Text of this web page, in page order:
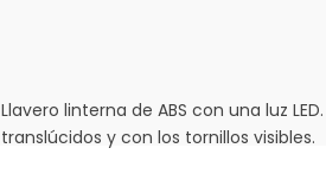
Llavero linterna de ABS con una luz
translúcidos y con los tornillos visibles.